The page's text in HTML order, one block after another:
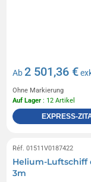
Ab2 501,36 €
Ohne Markierung
Auf Lager : 12 Artikel
EXPRESS-
Réf. 01511V0187422
Helium-Luftschiff
3m